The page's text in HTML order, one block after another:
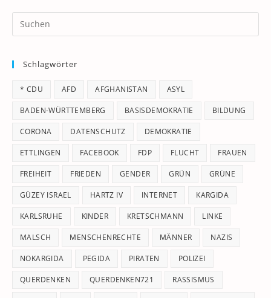
Schlagwörter
* CDU AFD AFGHANISTAN ASYL
BADEN-WÜRTTEMBERG BASISDEMOKRATIE BILDUNG
CORONA DATENSCHUTZ DEMOKRATIE
ETTLINGEN FACEBOOK FDP FLUCHT FRAUEN
FREIHEIT FRIEDEN GENDER GRÜN GRÜNE
GÜZEY ISRAEL HARTZ IV INTERNET KARGIDA
KARLSRUHE KINDER KRETSCHMANN LINKE
MALSCH MENSCHENRECHTE MÄNNER NAZIS
NOKARGIDA PEGIDA PIRATEN POLIZEI
QUERDENKEN QUERDENKEN721 RASSISMUS